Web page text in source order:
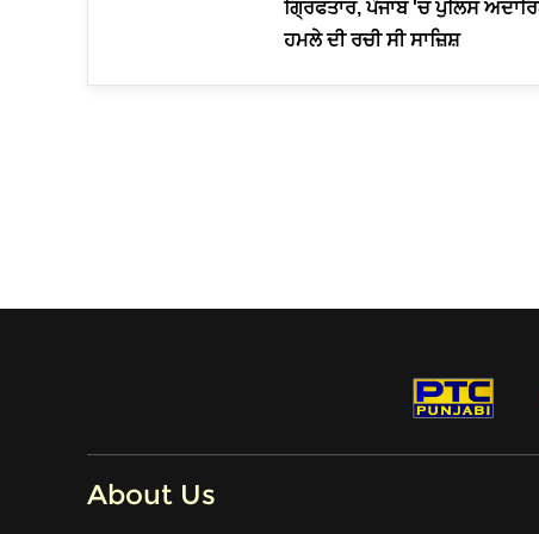
ਗ੍ਰਿਫਤਾਰ, ਪੰਜਾਬ 'ਚ ਪੁਲਿਸ
ਹਮਲੇ ਦੀ ਰਚੀ ਸੀ ਸਾਜ਼ਿਸ਼
About Us